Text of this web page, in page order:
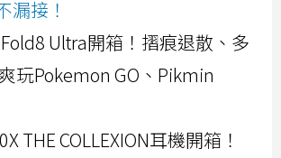
漏接！
Ultra開箱！摺痕退散、多
玩Pokemon GO、Pikmin
THE COLLEXION耳機開箱！